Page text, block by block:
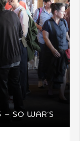
– SO WAR‘S